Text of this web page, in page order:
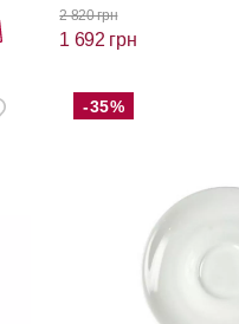
2 820 грн
1 692 грн
-35%